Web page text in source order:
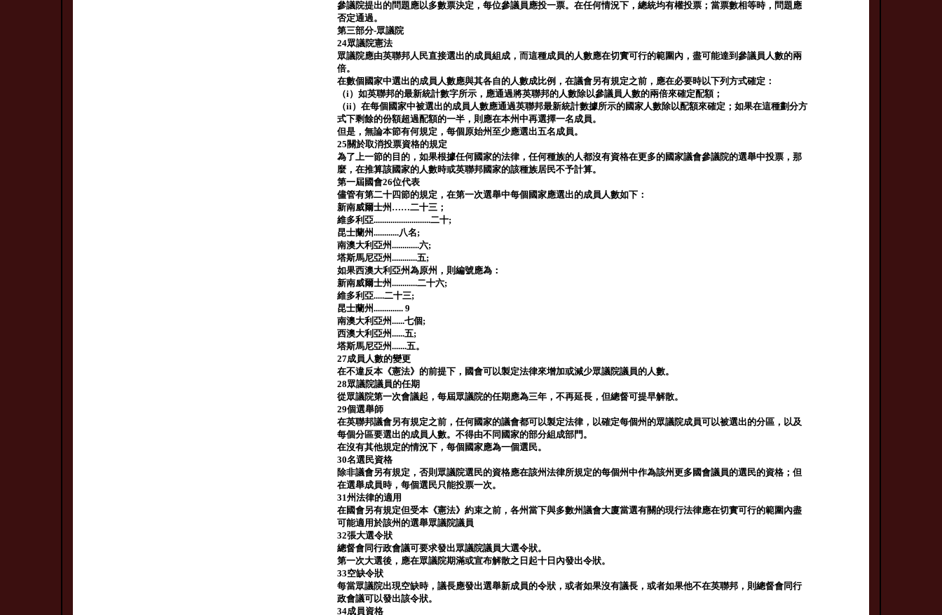
參議院提出的問題應以多數票決定，每位參議員應投一票。在任何情況下，總統均有權投票；當票數相等時，問題應
否定通過。
第三部分-眾議院
24眾議院憲法
眾議院應由英聯邦人民直接選出的成員組成，而這種成員的人數應在切實可行的範圍內，盡可能達到參議員人數的兩
倍。
在數個國家中選出的成員人數應與其各自的人數成比例，在議會另有規定之前，應在必要時以下列方式確定：
（i）如英聯邦的最新統計數字所示，應通過將英聯邦的人數除以參議員人數的兩倍來確定配額；
（ii）在每個國家中被選出的成員人數應通過英聯邦最新統計數據所示的國家人數除以配額來確定；如果在這種劃分方
式下剩餘的份額超過配額的一半，則應在本州中再選擇一名成員。
但是，無論本節有何規定，每個原始州至少應選出五名成員。
25關於取消投票資格的規定
為了上一節的目的，如果根據任何國家的法律，任何種族的人都沒有資格在更多的國家議會參議院的選舉中投票，那
麼，在推算該國家的人數時或英聯邦國家的該種族居民不予計算。
第一屆國會26位代表
儘管有第二十四節的規定，在第一次選舉中每個國家應選出的成員人數如下：
新南威爾士州……二十三；
維多利亞...........................二十;
昆士蘭州............八名;
南澳大利亞州.............六;
塔斯馬尼亞州............五;
如果西澳大利亞州為原州，則編號應為：
新南威爾士州............二十六;
維多利亞.....二十三;
昆士蘭州.............. 9
南澳大利亞州......七個;
西澳大利亞州......五;
塔斯馬尼亞州.......五。
27成員人數的變更
在不違反本《憲法》的前提下，國會可以製定法律來增加或減少眾議院議員的人數。
28眾議院議員的任期
從眾議院第一次會議起，每屆眾議院的任期應為三年，不再延長，但總督可提早解散。
29個選舉師
在英聯邦議會另有規定之前，任何國家的議會都可以製定法律，以確定每個州的眾議院成員可以被選出的分區，以及
每個分區要選出的成員人數。不得由不同國家的部分組成部門。
在沒有其他規定的情況下，每個國家應為一個選民。
30名選民資格
除非議會另有規定，否則眾議院選民的資格應在該州法律所規定的每個州中作為該州更多國會議員的選民的資格；但
在選舉成員時，每個選民只能投票一次。
31州法律的適用
在國會另有規定但受本《憲法》約束之前，各州當下與多數州議會大廈當選有關的現行法律應在切實可行的範圍內盡
可能適用於該州的選舉眾議院議員
32張大選令狀
總督會同行政會議可要求發出眾議院議員大選令狀。
第一次大選後，應在眾議院期滿或宣布解散之日起十日內發出令狀。
33空缺令狀
每當眾議院出現空缺時，議長應發出選舉新成員的令狀，或者如果沒有議長，或者如果他不在英聯邦，則總督會同行
政會議可以發出該令狀。
34成員資格